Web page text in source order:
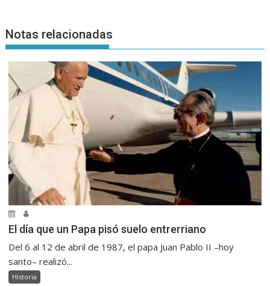
Notas relacionadas
El día que un Papa pisó suelo entrerriano
Del 6 al 12 de abril de 1987, el papa Juan Pablo II –hoy
santo– realizó...
Historia